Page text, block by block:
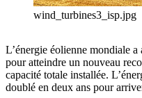
wind_turbines3_isp.jpg
L’énergie éolienne mondiale
pour atteindre un nouveau
capacité totale installée.
doublé en deux ans pour